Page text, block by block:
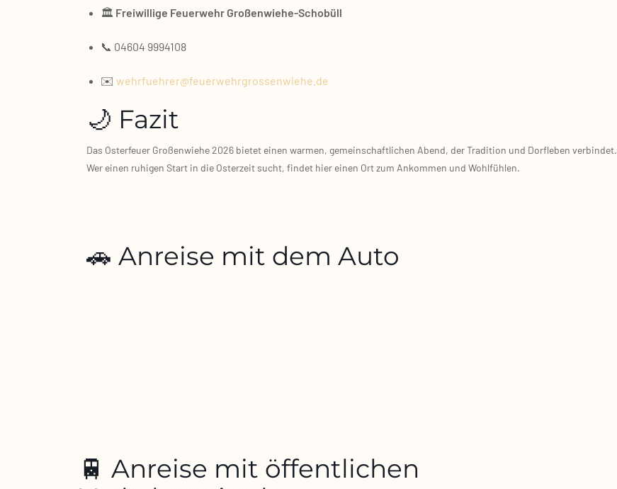
🏛️ Frei­wil­li­ge Feu­er­wehr Großenwiehe‑Schobüll
📞 04604 9994108
✉️ wehrfuehrer@feuerwehrgrossenwiehe.de
🌙 Fazit
Das Oster­feu­er Gro­ßen­wie­he 2026 bie­tet einen war­men, gemein­schaft­li­chen Abend, der Tra­di­ti­on und Dorf­le­ben ver­bin­det.
Wer einen ruhi­gen Start in die Oster­zeit sucht, fin­det hier einen Ort zum Ankom­men und Wohl­füh­len.
🚗 Anreise mit dem Auto
🚆 Anreise mit öffentlichen